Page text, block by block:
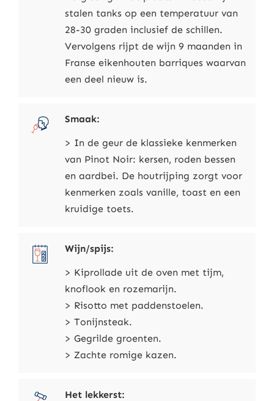
stalen tanks op een temperatuur van
28-30 graden inclusief de schillen.
Vervolgens rijpt de wijn 9 maanden in
Franse eikenhouten barriques waarvan
een deel nieuw is.
Smaak:
> In de geur de klassieke kenmerken
van Pinot Noir: kersen, roden bessen
en aardbei. De houtrijping zorgt voor
kenmerken zoals vanille, toast en een
kruidige toets.
Wijn/spijs:
> Kiprollade uit de oven met tijm,
knoflook en rozemarijn.
> Risotto met paddenstoelen.
> Tonijnsteak.
> Gegrilde groenten.
> Zachte romige kazen.
Het lekkerst: